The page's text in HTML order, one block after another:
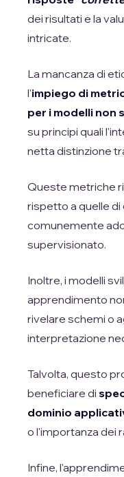
dei risultati e la
intricate.
La mancanza di
l'impiego di
per i modelli non
su principi quali
netta distinzione
Queste metriche
rispetto a quelle
comunemente
supervisionato.
Inoltre, i modelli
apprendimento
rivelare schemi o
interpretazione
Talvolta, questo
beneficiare di
dominio
o l'importanza dei
Infine,